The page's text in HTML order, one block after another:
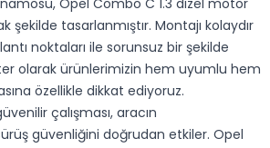
Opel Combo C 1.3 dizel motor
tasarlanmıştır. Montajı kolaydır
noktaları ile sorunsuz bir şekilde
olarak ürünlerimizin hem uyumlu hem
özellikle dikkat ediyoruz.
çalışması, aracın
güvenliğini doğrudan etkiler. Opel